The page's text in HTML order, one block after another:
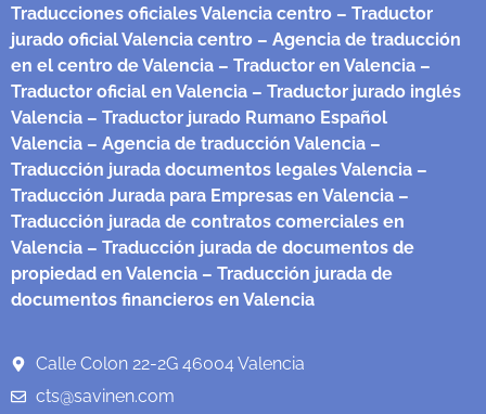
Traducciones oficiales Valencia centro – Traductor
jurado oficial Valencia centro – Agencia de traducción
en el centro de Valencia – Traductor en Valencia –
Traductor oficial en Valencia – Traductor jurado inglés
Valencia – Traductor jurado Rumano Español
Valencia – Agencia de traducción Valencia –
Traducción jurada documentos legales Valencia –
Traducción Jurada para Empresas en Valencia –
Traducción jurada de contratos comerciales en
Valencia – Traducción jurada de documentos de
propiedad en Valencia – Traducción jurada de
documentos financieros en Valencia
Calle Colon 22-2G 46004 Valencia
cts@savinen.com